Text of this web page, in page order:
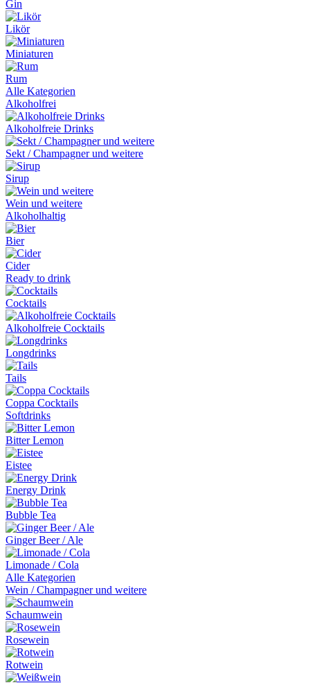
Gin
Likör
Miniaturen
Rum
Alle Kategorien
Alkoholfrei
Alkoholfreie Drinks
Sekt / Champagner und weitere
Sirup
Wein und weitere
Alkoholhaltig
Bier
Cider
Ready to drink
Cocktails
Alkoholfreie Cocktails
Longdrinks
Tails
Coppa Cocktails
Softdrinks
Bitter Lemon
Eistee
Energy Drink
Bubble Tea
Ginger Beer / Ale
Limonade / Cola
Alle Kategorien
Wein / Champagner und weitere
Schaumwein
Rosewein
Rotwein